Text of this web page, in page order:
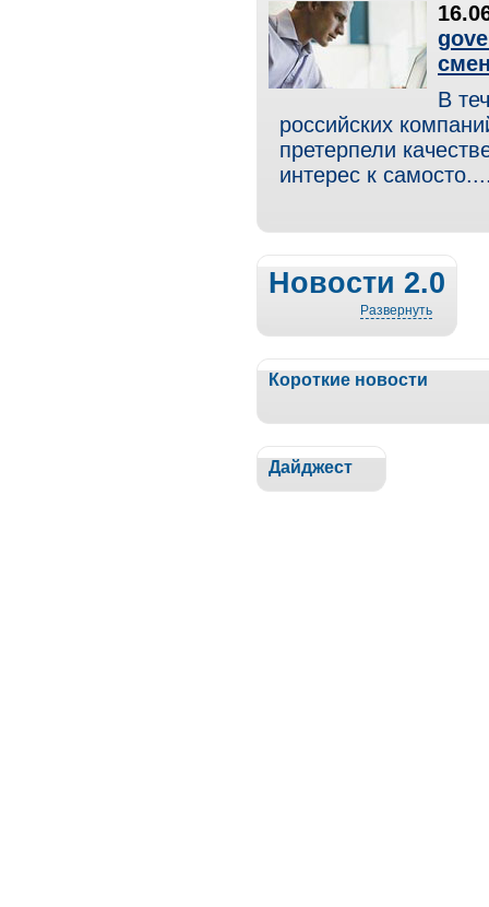
В
российских
претерпели
интерес к
Новости 2.0
Развернуть
Короткие новости
Дайджест